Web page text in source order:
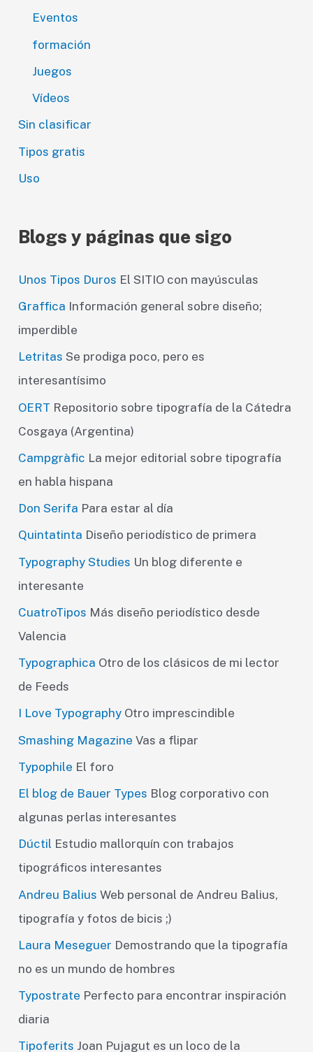
Eventos
formación
Juegos
Vídeos
Sin clasificar
Tipos gratis
Uso
Blogs y páginas que sigo
Unos Tipos Duros El SITIO con mayúsculas
Graffica Información general sobre diseño;
imperdible
Letritas Se prodiga poco, pero es
interesantísimo
OERT Repositorio sobre tipografía de la Cátedra
Cosgaya (Argentina)
Campgràfic La mejor editorial sobre tipografía
en habla hispana
Don Serifa Para estar al día
Quintatinta Diseño periodístico de primera
Typography Studies Un blog diferente e
interesante
CuatroTipos Más diseño periodístico desde
Valencia
Typographica Otro de los clásicos de mi lector
de Feeds
I Love Typography Otro imprescindible
Smashing Magazine Vas a flipar
Typophile El foro
El blog de Bauer Types Blog corporativo con
algunas perlas interesantes
Dúctil Estudio mallorquín con trabajos
tipográficos interesantes
Andreu Balius Web personal de Andreu Balius,
tipografía y fotos de bicis ;)
Laura Meseguer Demostrando que la tipografía
no es un mundo de hombres
Typostrate Perfecto para encontrar inspiración
diaria
Tipoferits Joan Pujagut es un loco de la